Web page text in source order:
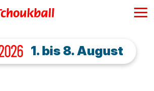
1. bis 8. August